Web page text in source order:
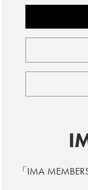
「IMA